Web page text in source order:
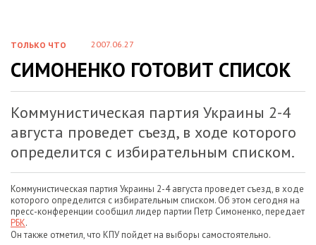
ТОЛЬКО ЧТО 2007.06.27
СИМОНЕНКО ГОТОВИТ СПИСОК
Коммунистическая партия Украины 2-4
августа проведет съезд, в ходе которого
определится с избирательным списком.
Коммунистическая партия Украины 2-4 августа проведет съезд, в ходе
которого определится с избирательным списком. Об этом сегодня на
пресс-конференции сообщил лидер партии Петр Симоненко, передает
РБК.
Он также отметил, что КПУ пойдет на выборы самостоятельно.